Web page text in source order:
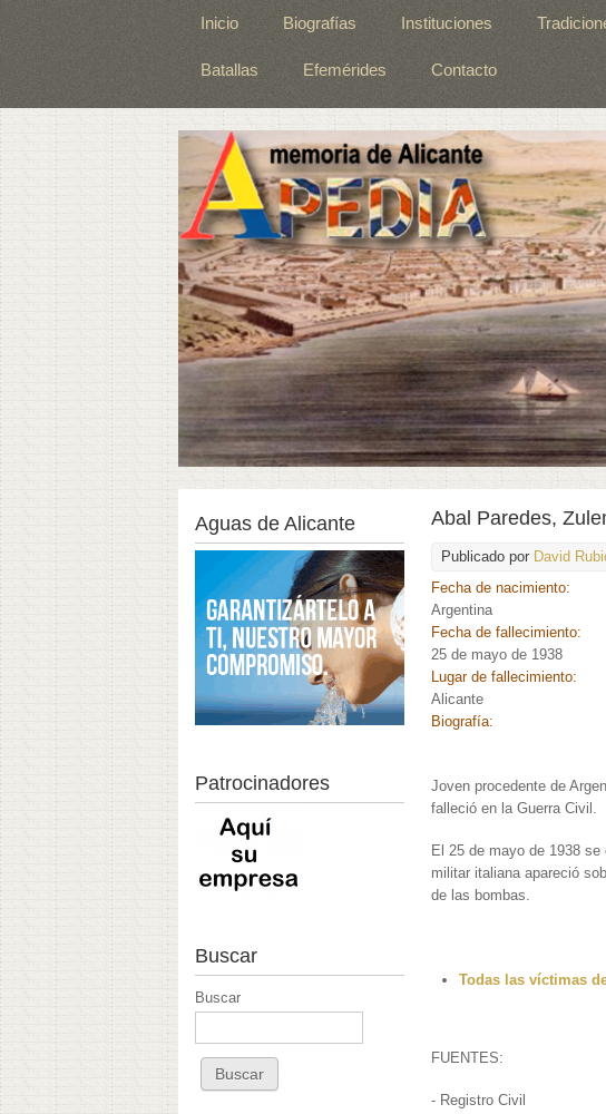
Inicio Biografías Instituciones
Batallas Efemérides Contacto
Abal Paredes,
Publicado por David
Fecha de nacimiento:
Argentina
Fecha de fallecimiento:
25 de mayo de 1938
Lugar de fallecimiento:
Alicante
Biografía:
Joven procedente de
falleció en la Guerra Civil.
El 25 de mayo de 1938 se
militar italiana apareció
de las bombas.
Todas las víctimas
FUENTES:
- Registro Civil
Aguas de Alicante
Patrocinadores
Buscar
Buscar